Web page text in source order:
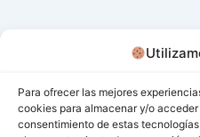
Para ofrecer las mejores
cookies para almacenar y/o
consentimiento de estas